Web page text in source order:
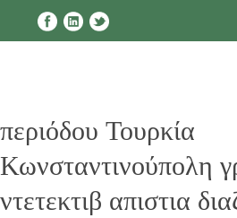
περιόδου Τουρκία
Κωνσταντινούπολη
ντετεκτιβ απιστια